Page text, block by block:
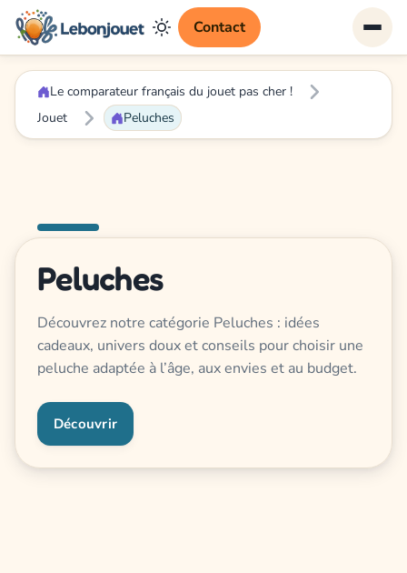
Contact
Le comparateur français du jouet pas cher !
Jouet
Peluches
Peluches
Découvrez notre catégorie Peluches : idées
cadeaux, univers doux et conseils pour choisir une
peluche adaptée à l’âge, aux envies et au budget.
Découvrir